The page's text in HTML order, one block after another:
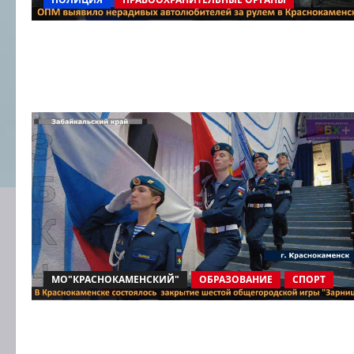
МО"КРАСНОКАМЕНСКИЙ" ОБРАЗОВАНИЕ СПОРТ